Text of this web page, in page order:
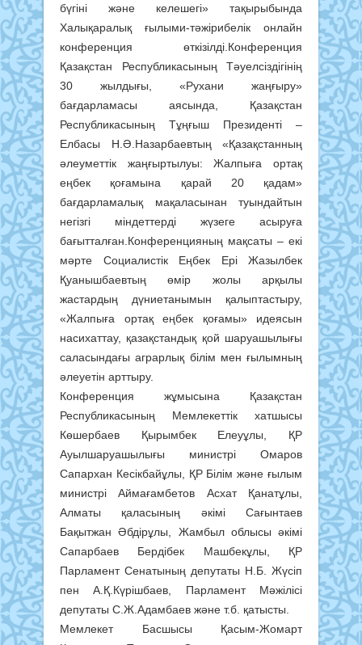
бүгіні және келешегі» тақырыбында
Халықаралық ғылыми-тәжірибелік онлайн
конференция өткізілді.Конференция
Қазақстан Республикасының Тәуелсіздігінің
30 жылдығы, «Рухани жаңғыру»
бағдарламасы аясында, Қазақстан
Республикасының Тұңғыш Президенті –
Елбасы Н.Ә.Назарбаевтың «Қазақстанның
әлеуметтік жаңғыртылуы: Жалпыға ортақ
еңбек қоғамына қарай 20 қадам»
бағдарламалық мақаласынан туындайтын
негізгі міндеттерді жүзеге асыруға
бағытталған.Конференцияның мақсаты – екі
мәрте Социалистік Еңбек Ері Жазылбек
Қуанышбаевтың өмір жолы арқылы
жастардың дүниетанымын қалыптастыру,
«Жалпыға ортақ еңбек қоғамы» идеясын
насихаттау, қазақстандық қой шаруашылығы
саласындағы аграрлық білім мен ғылымның
әлеуетін арттыру.
Конференция жұмысына Қазақстан
Республикасының Мемлекеттік хатшысы
Көшербаев Қырымбек Елеуұлы, ҚР
Ауылшаруашылығы министрі Омаров
Сапархан Кесікбайұлы, ҚР Білім және ғылым
министрі Аймағамбетов Асхат Қанатұлы,
Алматы қаласының әкімі Сағынтаев
Бақытжан Әбдірұлы, Жамбыл облысы әкімі
Сапарбаев Бердiбек Машбекұлы, ҚР
Парламент Сенатының депутаты Н.Б. Жүсіп
пен А.Қ.Күрішбаев, Парламент Мәжілісі
депутаты С.Ж.Адамбаев және т.б. қатысты.
Мемлекет Басшысы Қасым-Жомарт